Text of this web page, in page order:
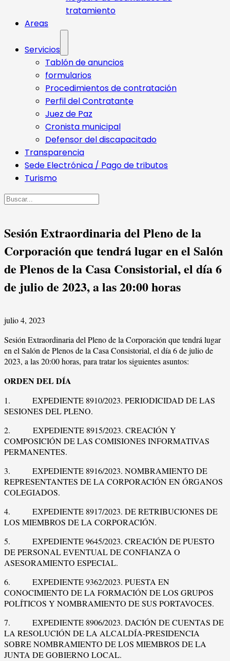
tratamiento
Areas
Servicios
Tablón de anuncios
formularios
Procedimientos de contratación
Perfil del Contratante
Juez de Paz
Cronista municipal
Defensor del discapacitado
Transparencia
Sede Electrónica / Pago de tributos
Turismo
Buscar
Sesión Extraordinaria del Pleno de la
Corporación que tendrá lugar en el Salón
de Plenos de la Casa Consistorial, el día 6
de julio de 2023, a las 20:00 horas
julio 4, 2023
Sesión Extraordinaria del Pleno de la Corporación que tendrá lugar
en el Salón de Plenos de la Casa Consistorial, el día 6 de julio de
2023, a las 20:00 horas, para tratar los siguientes asuntos:
ORDEN DEL DÍA
1. EXPEDIENTE 8910/2023. PERIODICIDAD DE LAS
SESIONES DEL PLENO.
2. EXPEDIENTE 8915/2023. CREACIÓN Y
COMPOSICIÓN DE LAS COMISIONES INFORMATIVAS
PERMANENTES.
3. EXPEDIENTE 8916/2023. NOMBRAMIENTO DE
REPRESENTANTES DE LA CORPORACIÓN EN ÓRGANOS
COLEGIADOS.
4. EXPEDIENTE 8917/2023. DE RETRIBUCIONES DE
LOS MIEMBROS DE LA CORPORACIÓN.
5. EXPEDIENTE 9645/2023. CREACIÓN DE PUESTO
DE PERSONAL EVENTUAL DE CONFIANZA O
ASESORAMIENTO ESPECIAL.
6. EXPEDIENTE 9362/2023. PUESTA EN
CONOCIMIENTO DE LA FORMACIÓN DE LOS GRUPOS
POLÍTICOS Y NOMBRAMIENTO DE SUS PORTAVOCES.
7. EXPEDIENTE 8906/2023. DACIÓN DE CUENTAS DE
LA RESOLUCIÓN DE LA ALCALDÍA-PRESIDENCIA
SOBRE NOMBRAMIENTO DE LOS MIEMBROS DE LA
JUNTA DE GOBIERNO LOCAL.